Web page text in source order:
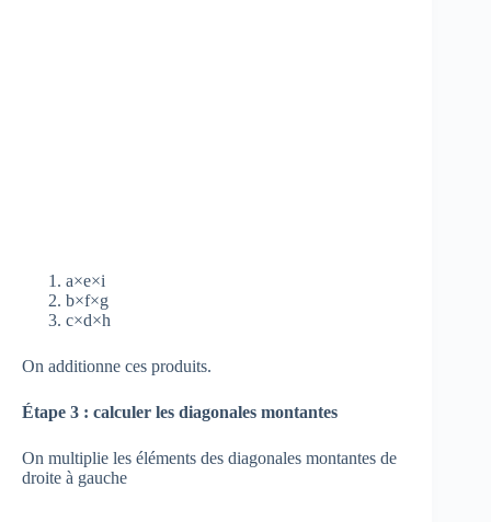
a×e×i
b×f×g
c×d×h
On additionne ces produits.
Étape 3 : calculer les diagonales montantes
On multiplie les éléments des diagonales montantes de
droite à gauche